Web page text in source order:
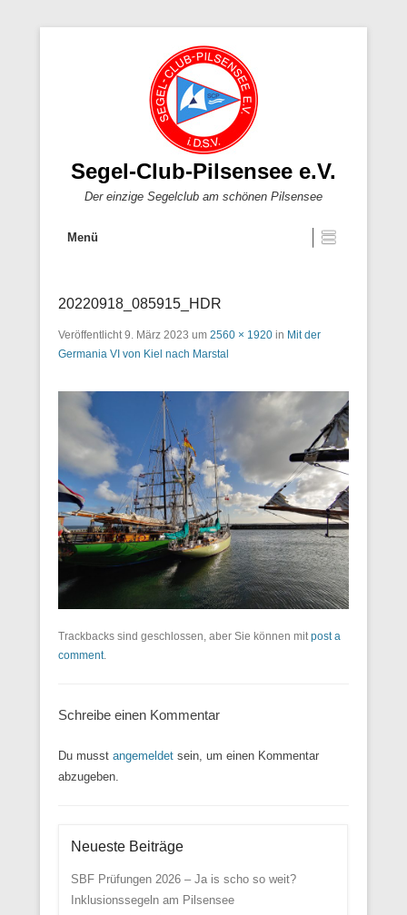
Segel-Club-Pilsensee e.V.
Der einzige Segelclub am schönen Pilsensee
Menü
20220918_085915_HDR
Veröffentlicht9. März 2023 um 2560 × 1920 in Mit der
Germania VI von Kiel nach Marstal
Trackbacks sind geschlossen, aber Sie können mitpost a
comment.
Schreibe einen Kommentar
Du musst angemeldet sein, um einen Kommentar
abzugeben.
Neueste Beiträge
SBF Prüfungen 2026 – Ja is scho so weit?
Inklusionssegeln am Pilsensee